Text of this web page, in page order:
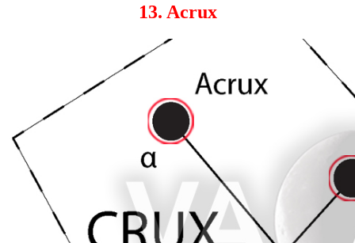
13. Acrux